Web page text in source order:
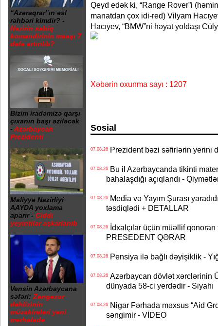
“Azəraqrar”ın əsl
rəhbəri kimdir? -
Nazirin sabiq
komandirinin maaşı 7
dəfə artırılıb?
Bizim iradəmizə qarşı
çıxanın başı əziləcək
- Azərbaycan
Prezidenti
Maliyyə Nazirliyi
AAYDA yoxlama
aparır - Ciddi
yeyintilər aşkarlanıb
Vensin Azərbaycana
səfəri: Zəngəzur
dəhlizinin
müzakirələri yeni
mərhələdə
Qeyd edək ki, “Range Rover”i
manatdan çox idi-red) Vilyam
Hacıyev, “BMW”ni həyat yoldaşı
Xəbərin oxunma sayı : 1207
Sosial
07.08.26Prezident bəzi səfirlərin yerini
07.08.26Bu il Azərbaycanda tikinti
bahalaşdığı açıqlandı -
07.08.26Media və Yayım Şurası
təsdiqlədi + DETALLAR
07.08.26İdxalçılar üçün müəllif
PRESEDENT QƏRAR
07.08.26Pensiya ilə bağlı dəyişiklik -
07.08.26Azərbaycan dövlət xərclərinin
dünyada 58-ci yerdədir - Siyahı
07.08.26Nigar Fərhada məxsus “Aid
səngimir - VİDEO